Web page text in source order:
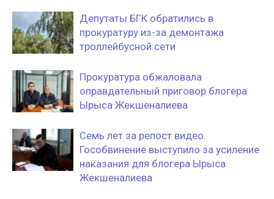
Депутаты БГК обратились в
прокуратуру из-за демонтажа
троллейбусной сети
Прокуратура обжаловала
оправдательный приговор блогера
Ырыса Жекшеналиева
Семь лет за репост видео.
Гособвинение выступило за усиление
наказания для блогера Ырыса
Жекшеналиева